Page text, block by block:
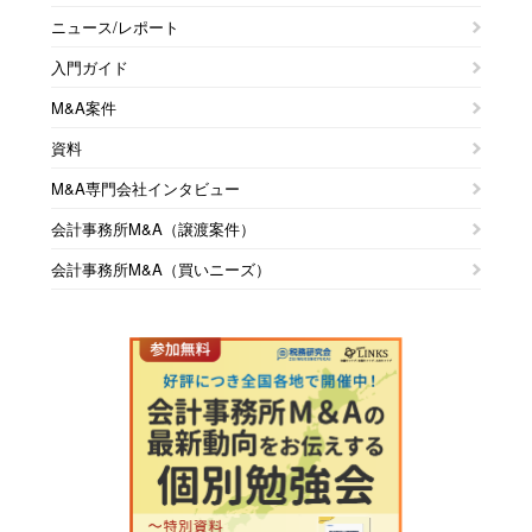
ニュース/レポート
入門ガイド
M&A案件
資料
M&A専門会社インタビュー
会計事務所M&A（譲渡案件）
会計事務所M&A（買いニーズ）